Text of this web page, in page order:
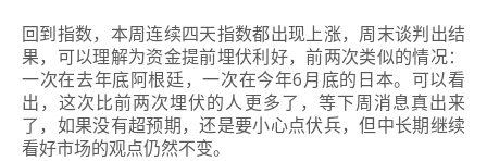
回到指数，本周连续四天指数都出现上涨，周末谈判出结
果，可以理解为资金提前埋伏利好，前两次类似的情况：
一次在去年底阿根廷，一次在今年6月底的日本。 可以看
出，这次比前两次埋伏的人更多了，等下周消息真出来
了，如果没有超预期，还是要小心点伏兵，但中长期继续
看好市场的观点仍然不变。